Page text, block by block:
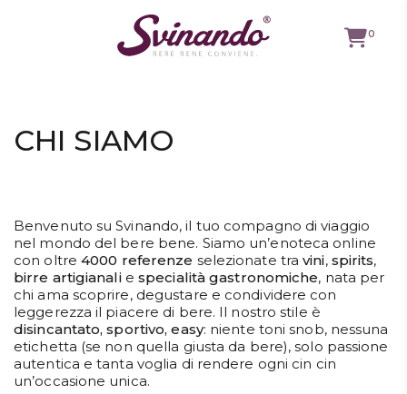
0
VINI
BIANCHI
VINI
ROSATI
BOLLICINE
CAVEAU
SPIRITS
CHI SIAMO
Benvenuto su Svinando, il tuo compagno di viaggio
nel mondo del bere bene. Siamo un’enoteca online
con oltre 4000 referenze selezionate travini, spirits,
birre artigianaliespecialità gastronomiche, nata per
chi ama scoprire, degustare e condividere con
leggerezza il piacere di bere. Il nostro stile è
disincantato, sportivo, easy: niente toni snob, nessuna
etichetta (se non quella giusta da bere), solo passione
autentica e tanta voglia di rendere ogni cin cin
un’occasione unica.